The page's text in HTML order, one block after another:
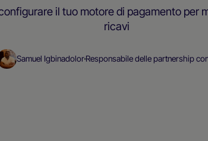
il tuo motore di pagamento per
ricavi
Samuel IgbinadolorResponsabile delle partnership